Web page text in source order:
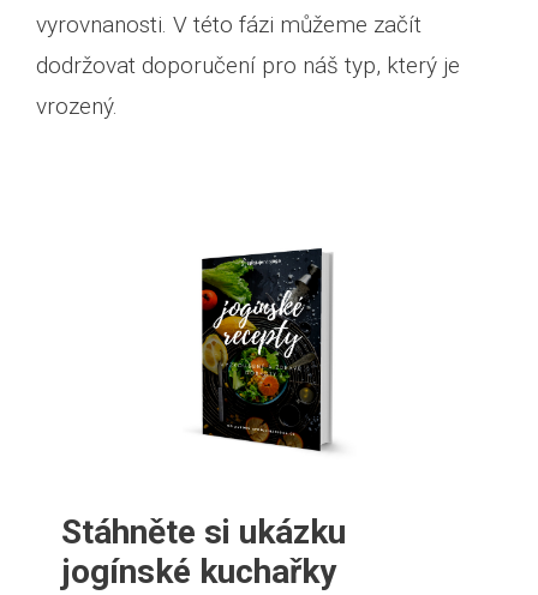
vyrovnanosti. V této fázi můžeme začít
dodržovat doporučení pro náš typ, který je
vrozený.
Stáhněte si ukázku
jogínské kuchařky